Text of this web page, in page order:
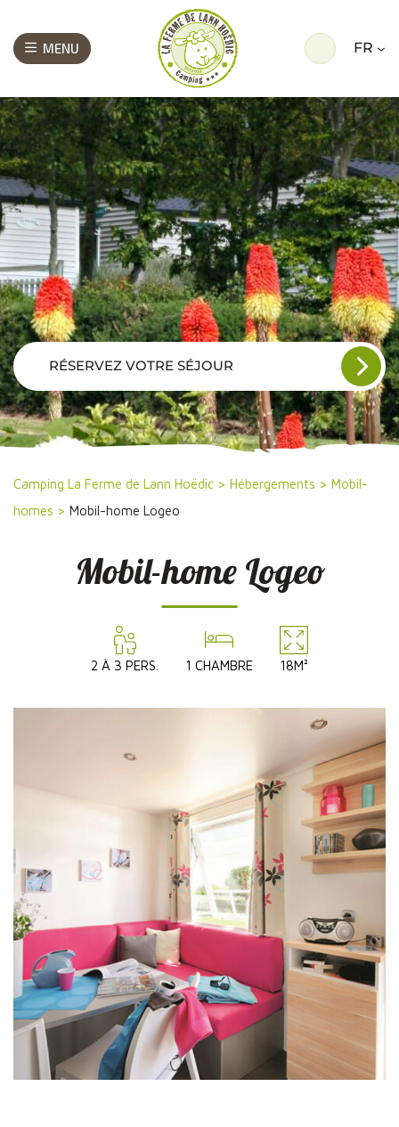
MENU FR
RÉSERVEZ VOTRE SÉJOUR
Camping La Ferme de Lann Hoëdic> Hébergements > Mobil-
homes > Mobil-home Logeo
Mobil-home Logeo
2 À 3 PERS. 1 CHAMBRE 18M²